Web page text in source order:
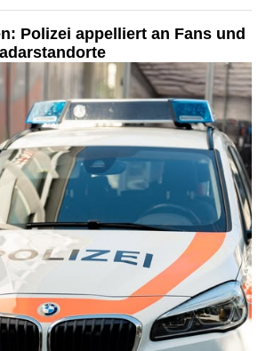
Polizei appelliert an Fans und